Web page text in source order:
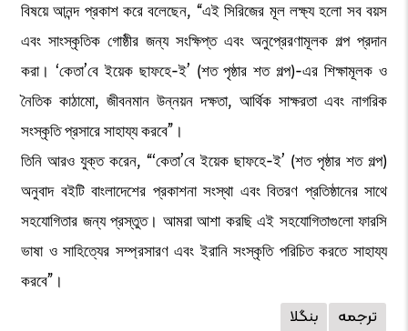
বিষয়ে আনন্দ প্রকাশ করে বলেছেন, “এই সিরিজের মূল লক্ষ্য হলো সব বয়স
এবং সাংস্কৃতিক গোষ্ঠীর জন্য সংক্ষিপ্ত এবং অনুপ্রেরণামূলক গল্প প্রদান
করা। ‘কেতা’বে ইয়েক ছাফহে-ই’ (শত পৃষ্ঠার শত গল্প)-এর শিক্ষামূলক ও
নৈতিক কাঠামো, জীবনমান উন্নয়ন দক্ষতা, আর্থিক সাক্ষরতা এবং নাগরিক
সংস্কৃতি প্রসারে সাহায্য করবে”।
তিনি আরও যুক্ত করেন, “‘কেতা’বে ইয়েক ছাফহে-ই’ (শত পৃষ্ঠার শত গল্প)
অনুবাদ বইটি বাংলাদেশের প্রকাশনা সংস্থা এবং বিতরণ প্রতিষ্ঠানের সাথে
সহযোগিতার জন্য প্রস্তুত। আমরা আশা করছি এই সহযোগিতাগুলো ফারসি
ভাষা ও সাহিত্যের সম্প্রসারণ এবং ইরানি সংস্কৃতি পরিচিত করতে সাহায্য
করবে”।
ترجمه
بنگلا